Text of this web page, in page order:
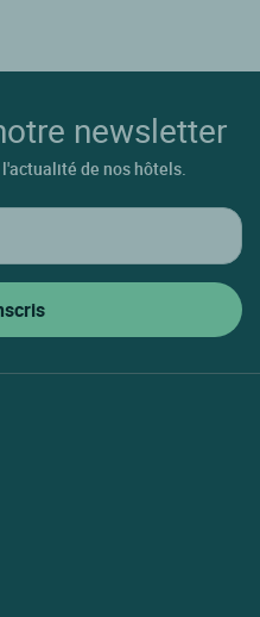
newsletter
de nos hôtels.